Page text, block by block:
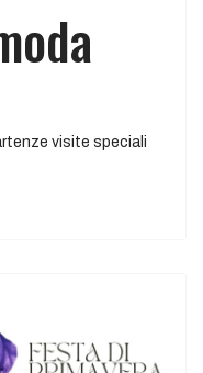
visite speciali